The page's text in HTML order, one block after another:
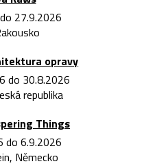
27.9.2026
opravy
do 30.8.2026
republika
Things
do 6.9.2026
Německo